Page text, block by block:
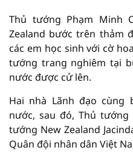
Thủ tướng Phạm Minh
Zealand bước trên thảm
các em học sinh với cờ
tướng trang nghiêm tại
nước được cử lên.
Hai nhà Lãnh đạo cùng
nước, sau đó, Thủ
tướng New Zealand
Quân đội nhân dân Việt